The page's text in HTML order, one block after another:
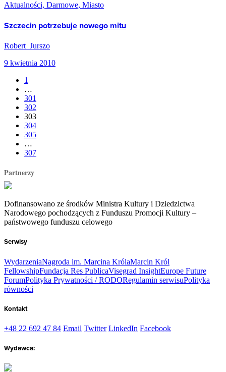
Aktualności, Darmowe, Miasto
Szczecin potrzebuje nowego mitu
Robert Jurszo
9 kwietnia 2010
1
…
301
302
303
304
305
…
307
Partnerzy
Dofinansowano ze środków Ministra Kultury i Dziedzictwa
Narodowego pochodzących z Funduszu Promocji Kultury –
państwowego funduszu celowego
Serwisy
WydarzeniaNagroda im. Marcina KrólaMarcin Król
FellowshipFundacja Res PublicaVisegrad InsightEurope Future
ForumPolityka Prywatności / RODORegulamin serwisuPolityka
równości
Kontakt
+48 22 692 47 84 Email Twitter LinkedIn Facebook
Wydawca: